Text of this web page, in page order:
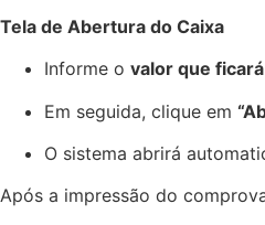
Tela de Abertura do Caixa
Informe o valor que
Em seguida, clique em
O sistema abrirá
Após a impressão do